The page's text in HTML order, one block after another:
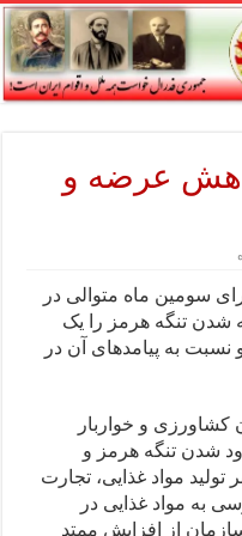
عرضه و
سومین ماه متوالی در
بسته شدن تنگه هرمز را یک
به پیامدهای آن در
کشاورزی و خواربار
شدن تنگه هرمز و
تولید مواد غذایی، تجارت
به مواد غذایی در
از افزایش ممتد